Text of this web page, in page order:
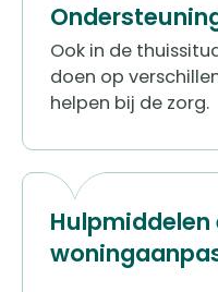
Ook in de
doen op
helpen bij de zorg.
Hulpmiddelen